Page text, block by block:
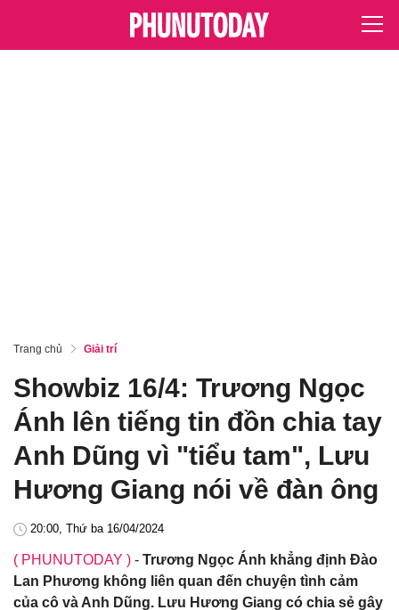
Trang chủ Giải trí
Showbiz 16/4: Trương Ngọc
Ánh lên tiếng tin đồn chia tay
Anh Dũng vì "tiểu tam", Lưu
Hương Giang nói về đàn ông
20:00, Thứ ba 16/04/2024
( PHUNUTODAY ) - Trương Ngọc Ánh khẳng định Đào
Lan Phương không liên quan đến chuyện tình cảm
của cô và Anh Dũng. Lưu Hương Giang có chia sẻ gây